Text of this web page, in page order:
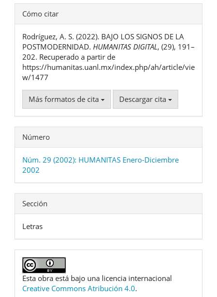
Detalles
del
artículo
Cómo citar
Rodríguez, A. S. (2022). BAJO LOS SIGNOS DE LA
POSTMODERNIDAD. HUMANITAS DIGITAL, (29), 191–
202. Recuperado a partir de
https://humanitas.uanl.mx/index.php/ah/article/vie
w/1477
Más formatos de cita Descargar cita
Número
Núm. 29 (2002): HUMANITAS Enero-Diciembre
2002
Sección
Letras
Esta obra está bajo una licencia internacional
Creative Commons Atribución 4.0.